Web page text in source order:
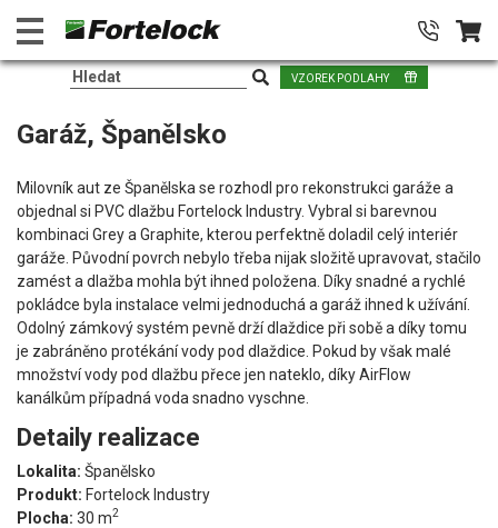
VZOREK PODLAHY
Garáž, Španělsko
Milovník aut ze Španělska se rozhodl pro rekonstrukci garáže a
objednal si PVC dlažbu Fortelock Industry. Vybral si barevnou
kombinaci Grey a Graphite, kterou perfektně doladil celý interiér
garáže. Původní povrch nebylo třeba nijak složitě upravovat, stačilo
zamést a dlažba mohla být ihned položena. Díky snadné a rychlé
pokládce byla instalace velmi jednoduchá a garáž ihned k užívání.
Odolný zámkový systém pevně drží dlaždice při sobě a díky tomu
je zabráněno protékání vody pod dlaždice. Pokud by však malé
množství vody pod dlažbu přece jen nateklo, díky AirFlow
kanálkům případná voda snadno vyschne.
Detaily realizace
Lokalita: Španělsko
Produkt: Fortelock Industry
Plocha: 30 m2